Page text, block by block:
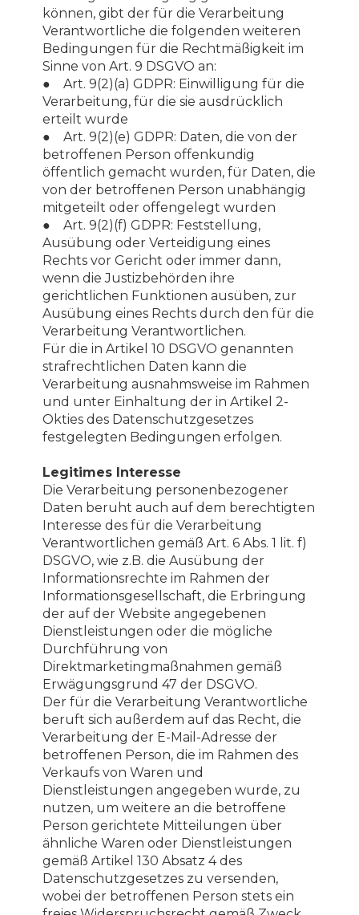
können, gibt der für die Verarbeitung
Verantwortliche die folgenden weiteren
Bedingungen für die Rechtmäßigkeit im
Sinne von Art. 9 DSGVO an:
● Art. 9(2)(a) GDPR: Einwilligung für die
Verarbeitung, für die sie ausdrücklich
erteilt wurde
● Art. 9(2)(e) GDPR: Daten, die von der
betroffenen Person offenkundig
öffentlich gemacht wurden, für Daten, die
von der betroffenen Person unabhängig
mitgeteilt oder offengelegt wurden
● Art. 9(2)(f) GDPR: Feststellung,
Ausübung oder Verteidigung eines
Rechts vor Gericht oder immer dann,
wenn die Justizbehörden ihre
gerichtlichen Funktionen ausüben, zur
Ausübung eines Rechts durch den für die
Verarbeitung Verantwortlichen.
Für die in Artikel 10 DSGVO genannten
strafrechtlichen Daten kann die
Verarbeitung ausnahmsweise im Rahmen
und unter Einhaltung der in Artikel 2-
Okties des Datenschutzgesetzes
festgelegten Bedingungen erfolgen.
Legitimes Interesse
Die Verarbeitung personenbezogener
Daten beruht auch auf dem berechtigten
Interesse des für die Verarbeitung
Verantwortlichen gemäß Art. 6 Abs. 1 lit. f)
DSGVO, wie z.B. die Ausübung der
Informationsrechte im Rahmen der
Informationsgesellschaft, die Erbringung
der auf der Website angegebenen
Dienstleistungen oder die mögliche
Durchführung von
Direktmarketingmaßnahmen gemäß
Erwägungsgrund 47 der DSGVO.
Der für die Verarbeitung Verantwortliche
beruft sich außerdem auf das Recht, die
Verarbeitung der E-Mail-Adresse der
betroffenen Person, die im Rahmen des
Verkaufs von Waren und
Dienstleistungen angegeben wurde, zu
nutzen, um weitere an die betroffene
Person gerichtete Mitteilungen über
ähnliche Waren oder Dienstleistungen
gemäß Artikel 130 Absatz 4 des
Datenschutzgesetzes zu versenden,
wobei der betroffenen Person stets ein